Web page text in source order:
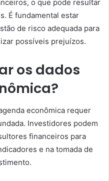
o que pode resultar
É fundamental estar
de risco adequada para
possíveis prejuízos.
os dados
econômica requer
Investidores podem
financeiros para
e na tomada de